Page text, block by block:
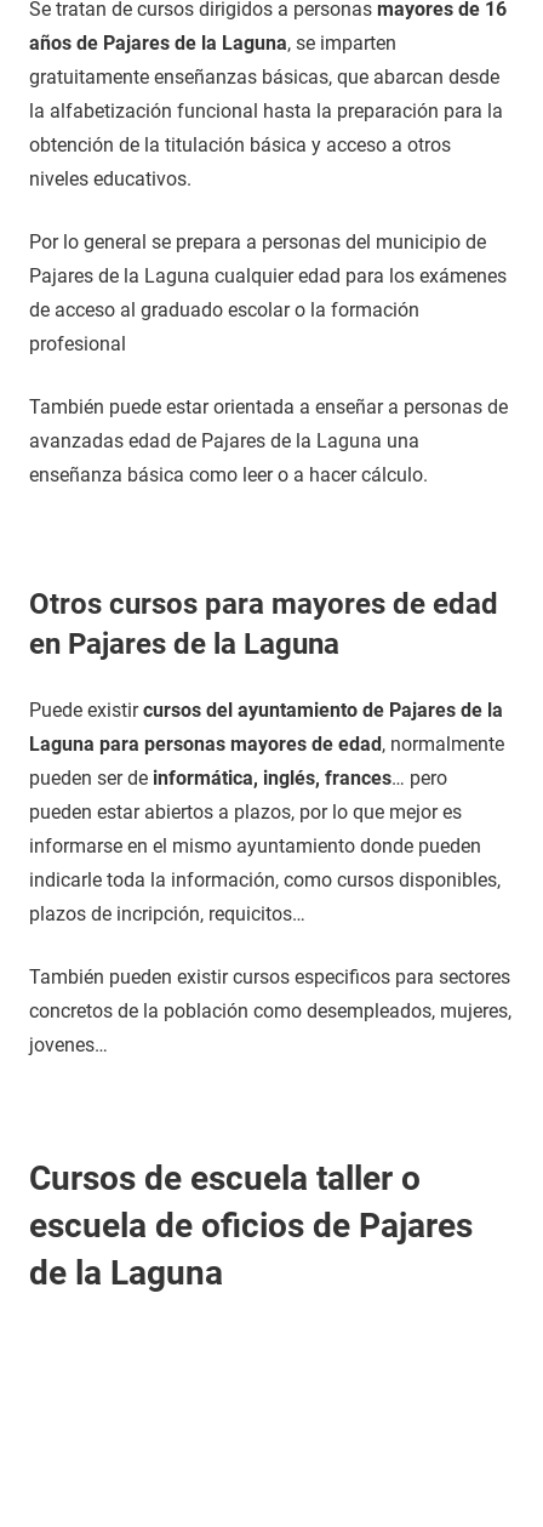
Se tratan de cursos dirigidos a personas mayores de 16
años de Pajares de la Laguna, se imparten
gratuitamente enseñanzas básicas, que abarcan desde
la alfabetización funcional hasta la preparación para la
obtención de la titulación básica y acceso a otros
niveles educativos.
Por lo general se prepara a personas del municipio de
Pajares de la Laguna cualquier edad para los exámenes
de acceso al graduado escolar o la formación
profesional
También puede estar orientada a enseñar a personas de
avanzadas edad de Pajares de la Laguna una
enseñanza básica como leer o a hacer cálculo.
Otros cursos para mayores de edad
en Pajares de la Laguna
Puede existircursos del ayuntamiento de Pajares de la
Laguna para personas mayores de edad, normalmente
pueden ser de informática, inglés, frances… pero
pueden estar abiertos a plazos, por lo que mejor es
informarse en el mismo ayuntamiento donde pueden
indicarle toda la información, como cursos disponibles,
plazos de incripción, requicitos…
También pueden existir cursos especificos para sectores
concretos de la población como desempleados, mujeres,
jovenes…
Cursos de escuela taller o
escuela de oficios de Pajares
de la Laguna